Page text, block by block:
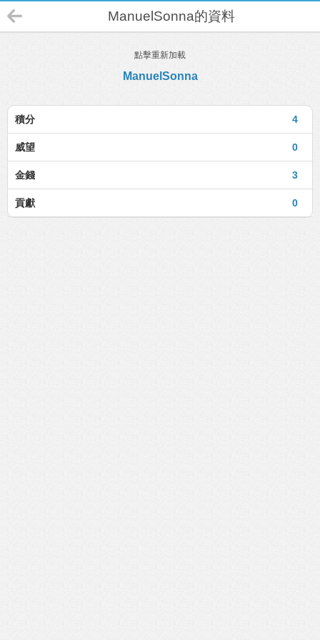
ManuelSonna的資料
點擊重新加載
ManuelSonna
4
積分
0
威望
3
金錢
0
貢獻